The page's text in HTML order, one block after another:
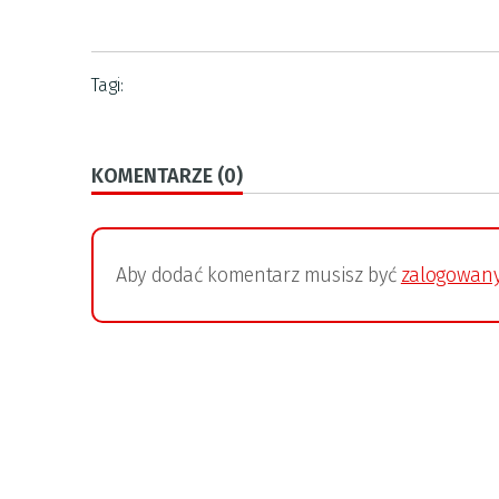
Tagi:
KOMENTARZE (0)
Aby dodać komentarz musisz być